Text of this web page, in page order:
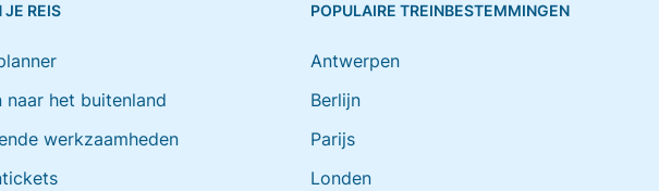
JE REIS
naar het buitenland
werkzaamheden
POPULAIRE TREINBESTEMMINGEN
Antwerpen
Berlijn
Parijs
Londen